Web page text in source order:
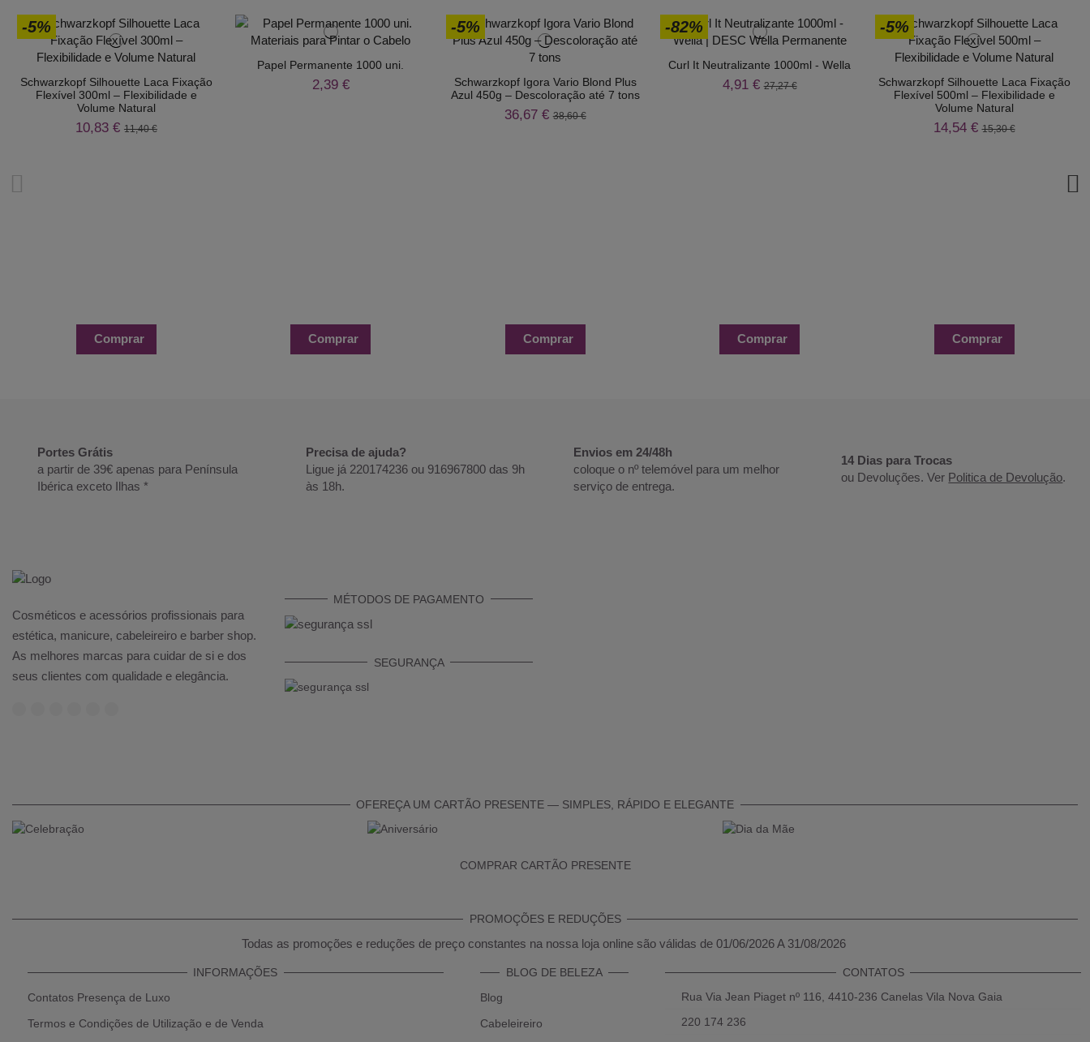
-5%
Schwarzkopf Silhouette Laca Fixação
Flexível 300ml – Flexibilidade e
Volume Natural
10,83 € 11,40 €
Comprar
Papel Permanente 1000 uni.
2,39 €
Comprar
-5%
Schwarzkopf Igora Vario Blond Plus
Azul 450g – Descoloração até 7 tons
36,67 €38,60 €
Comprar
-82%
Curl It Neutralizante 1000ml - Wella
4,91 €27,27 €
Comprar
-5%
Schwarzkopf Silhouette Laca Fixação
Flexível 500ml – Flexibilidade e
Volume Natural
14,54 €15,30 €
Comprar
Portes Grátis
a partir de 39€ apenas para Península
Ibérica exceto Ilhas *
Precisa de ajuda?
Ligue já 220174236 ou 916967800 das 9h
às 18h.
Envios em 24/48h
coloque o nº telemóvel para um melhor
serviço de entrega.
14 Dias para Trocas
ou Devoluções. Ver Politica de Devolução.
Cosméticos e acessórios profissionais para
estética, manicure, cabeleireiro e barber shop.
As melhores marcas para cuidar de si e dos
seus clientes com qualidade e elegância.
MÉTODOS DE PAGAMENTO
SEGURANÇA
OFEREÇA UM CARTÃO PRESENTE — SIMPLES, RÁPIDO E ELEGANTE
COMPRAR CARTÃO PRESENTE
PROMOÇÕES E REDUÇÕES
Todas as promoções e reduções de preço constantes na nossa loja online são válidas de 01/06/2026 A 31/08/2026
INFORMAÇÕES
Contatos Presença de Luxo
Termos e Condições de Utilização e de Venda
BLOG DE BELEZA
Blog
Cabeleireiro
CONTATOS
Rua Via Jean Piaget nº 116, 4410-236 Canelas Vila Nova Gaia
220 174 236